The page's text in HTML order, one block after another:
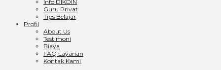
Info DIKDIN
Guru Privat
Tips Belajar
Profil
About Us
Testimoni
Biaya
FAQ Layanan
Kontak Kami